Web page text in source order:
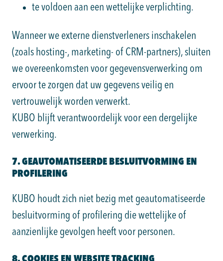
te voldoen aan een wettelijke verplichting.
Wanneer we externe dienstverleners inschakelen
(zoals hosting-, marketing- of CRM-partners), sluiten
we overeenkomsten voor gegevensverwerking om
ervoor te zorgen dat uw gegevens veilig en
vertrouwelijk worden verwerkt.
KUBO blijft verantwoordelijk voor een dergelijke
verwerking.
7. GEAUTOMATISEERDE BESLUITVORMING EN
PROFILERING
KUBO houdt zich niet bezig met geautomatiseerde
besluitvorming of profilering die wettelijke of
aanzienlijke gevolgen heeft voor personen.
8. COOKIES EN WEBSITE TRACKING